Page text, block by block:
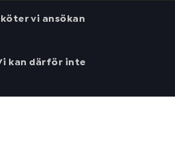
vi ansökan
kan därför inte